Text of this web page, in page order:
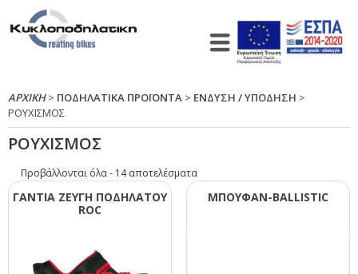
ΑΡΧΙΚΉ> ΠΟΔΗΛΑΤΙΚΑ ΠΡΟΪΟΝΤΑ > ΕΝΔΥΣΗ / ΥΠΟΔΗΣΗ >
ΡΟΥΧΙΣΜΟΣ
ΡΟΥΧΙΣΜΟΣ
Προβάλλονται όλα - 14 αποτελέσματα
ΓΑΝΤΙΑ ΖΕΥΓΗ ΠΟΔΗΛΑΤΟΥ
RΟC
ΜΠΟΥΦΑΝ-ΒΑLLΙSΤΙC